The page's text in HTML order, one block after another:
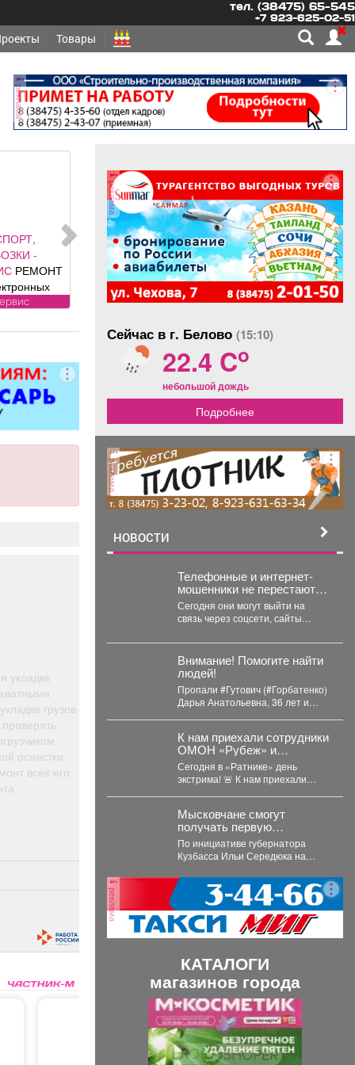
тел. (38475) 65-545
+7 923-625-02-51
Товары
реклама
-
СЛЕСАРЬ
к
дне;
и
роста;
укладке
грузов
оснастки.
всех его
реклама
Сейчас в г. Белово (15:10)
22.4 Co
небольшой дождь
Подробнее
реклама
НОВОСТИ
Телефонные и интернет-
мошенники не перестают
придумывать новые
способы обмана.
Сегодня они могут выйти на
связь через соцсети, сайты
используя самые...
Внимание! Помогите найти
людей!
Пропали #Гутович (#Горбатенко)
Дарья Анатольевна, 36 лет и
#Кемеровская...
К нам приехали сотрудники
ОМОН «Рубеж» и
Росгвардии.
Сегодня в «Ратнике» день
экстрима! 🚨 К нам приехали
Мысковчане смогут
получать первую
медицинскую помощь
оперативно
По инициативе губернатора
Кузбасса Ильи Середюка на
массового скопления людей
размещаются...
реклама
КАТАЛОГИ
магазинов города